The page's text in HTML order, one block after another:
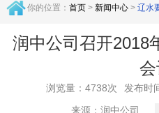
你的位置： 首页> 新闻中心> 辽水
润中公司召开2018
会
浏览量：4738次
发布时
来源：润中公司